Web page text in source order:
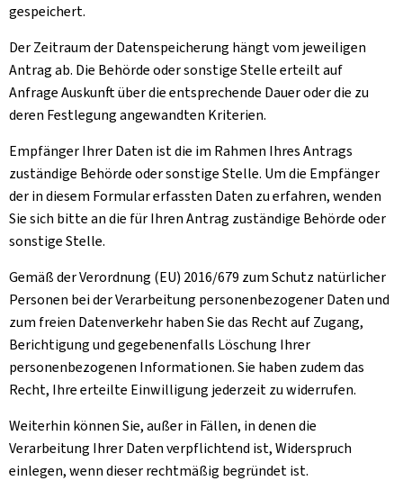
gespeichert.
Der Zeitraum der Datenspeicherung hängt vom jeweiligen
Antrag ab. Die Behörde oder sonstige Stelle erteilt auf
Anfrage Auskunft über die entsprechende Dauer oder die zu
deren Festlegung angewandten Kriterien.
Empfänger Ihrer Daten ist die im Rahmen Ihres Antrags
zuständige Behörde oder sonstige Stelle. Um die Empfänger
der in diesem Formular erfassten Daten zu erfahren, wenden
Sie sich bitte an die für Ihren Antrag zuständige Behörde oder
sonstige Stelle.
Gemäß der Verordnung (EU) 2016/679 zum Schutz natürlicher
Personen bei der Verarbeitung personenbezogener Daten und
zum freien Datenverkehr haben Sie das Recht auf Zugang,
Berichtigung und gegebenenfalls Löschung Ihrer
personenbezogenen Informationen. Sie haben zudem das
Recht, Ihre erteilte Einwilligung jederzeit zu widerrufen.
Weiterhin können Sie, außer in Fällen, in denen die
Verarbeitung Ihrer Daten verpflichtend ist, Widerspruch
einlegen, wenn dieser rechtmäßig begründet ist.